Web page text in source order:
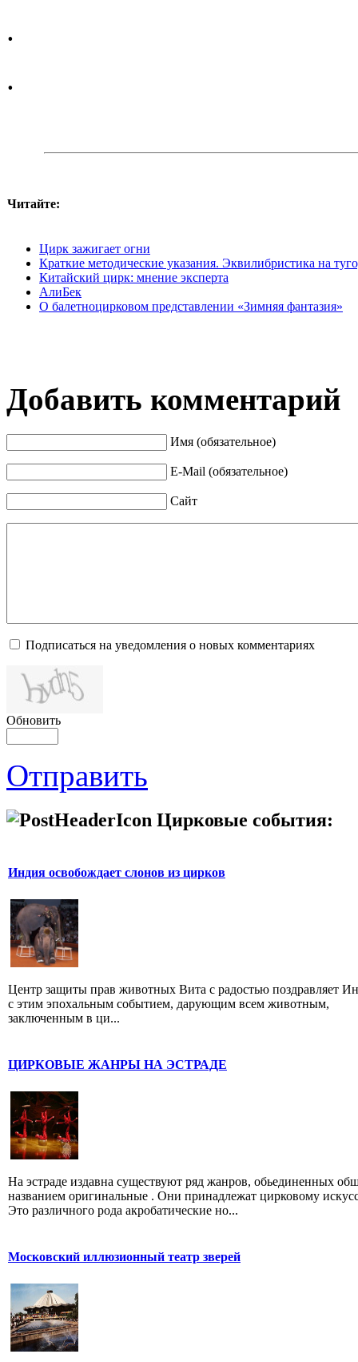
.
.
Читайте:
Цирк зажигает огни
Краткие методические указания. Эквилибристика на
Китайский цирк: мнение эксперта
АлиБек
О балетноцирковом представлении «Зимняя фантазия»
Добавить комментарий
Имя (обязательное)
E-Mail (обязательное)
Сайт
Подписаться на уведомления о новых комментариях
Обновить
Отправить
Цирковые события:
Индия освобождает слонов из цирков
Центр защиты прав животных Вита с радостью поздравляет
с этим эпохальным событием, дарующим всем животным,
заключенным в ци...
ЦИРКОВЫЕ ЖАНРЫ НА ЭСТРАДЕ
На эстраде издавна существуют ряд жанров, обьединенных
названием оригинальные . Они принадлежат цирковому
Это различного рода акробатические но...
Московский иллюзионный театр зверей